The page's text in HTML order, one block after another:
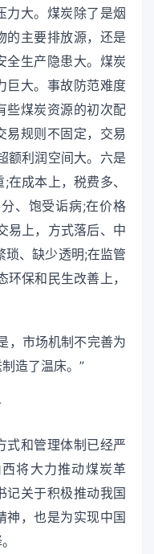
力大。煤炭除了是烟
的主要排放源，还是
全生产隐患大。煤炭
巨大。事故防范难度
些煤炭资源的初次配
易规则不固定，交易
额利润空间大。六是
成本上，税费多、
、饱受诟病;在价格
易上，方式落后、中
琐、缺少透明;在监管
环保和民生改善上，
，市场机制不完善为
造了温床。”
式和管理体制已经严
将大力推动煤炭革
记关于积极推动我国
神，也是为实现中国